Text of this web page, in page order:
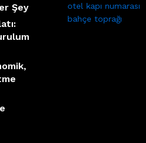
Şey
otel kapı numarası
bahçe toprağı